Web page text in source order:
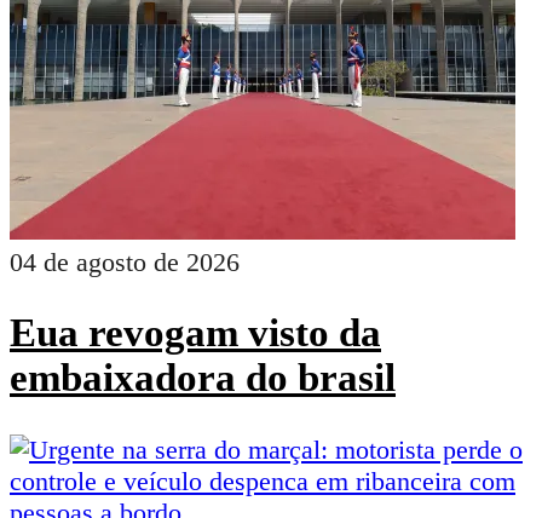
04 de agosto de 2026
Eua revogam visto da
embaixadora do brasil